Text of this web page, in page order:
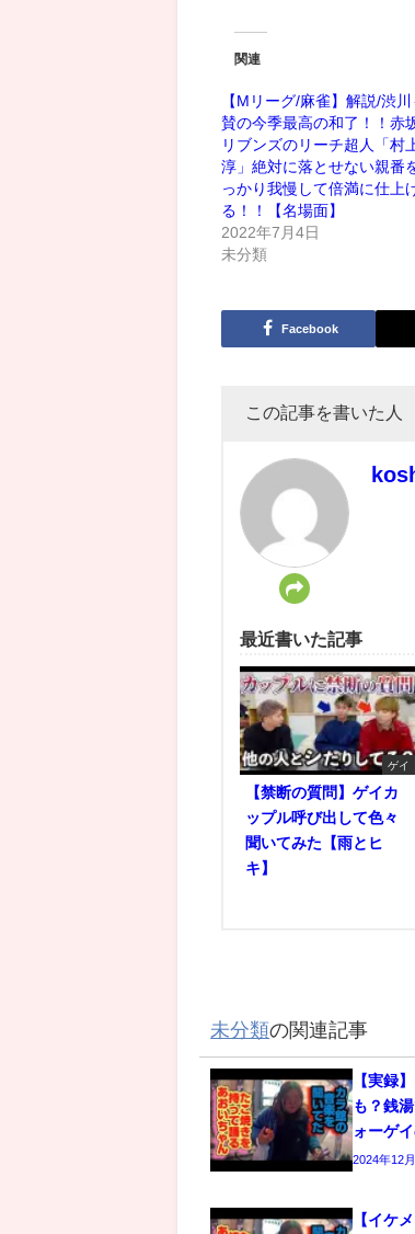
関連
【Mリーグ/麻雀】解説/渋川
賛の今季最高の和了！！赤
リブンズのリーチ超人「村
淳」絶対に落とせない親番
っかり我慢して倍満に仕上
る！！【名場面】
2022年7月4日
未分類
Facebook
この記事を書いた人
最近書いた記事
ゲイ
【禁断の質問】ゲイカ
ップル呼び出して色々
聞いてみた【雨とヒ
キ】
未分類の関連記事
【実録
も？銭
ォーゲ
2024年12
【イケ